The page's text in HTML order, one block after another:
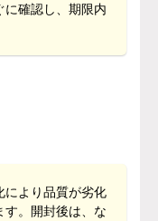
に確認し、期限内
により品質が劣化
す。開封後は、な